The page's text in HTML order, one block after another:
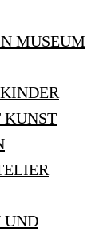
MUSEUM
KUNST
UND